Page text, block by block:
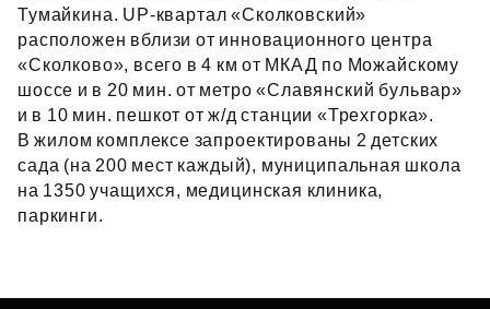
Тумайкина. UP‑квартал «Сколковский»
расположен вблизи от инновационного центра
«Сколково», всего в 4 км от МКАД по Можайскому
шоссе и в 20 мин. от метро «Славянский бульвар»
и в 10 мин. пешкот от ж/д станции «Трехгорка».
В жилом комплексе запроектированы 2 детских
сада (на 200 мест каждый), муниципальная школа
на 1350 учащихся, медицинская клиника,
паркинги.